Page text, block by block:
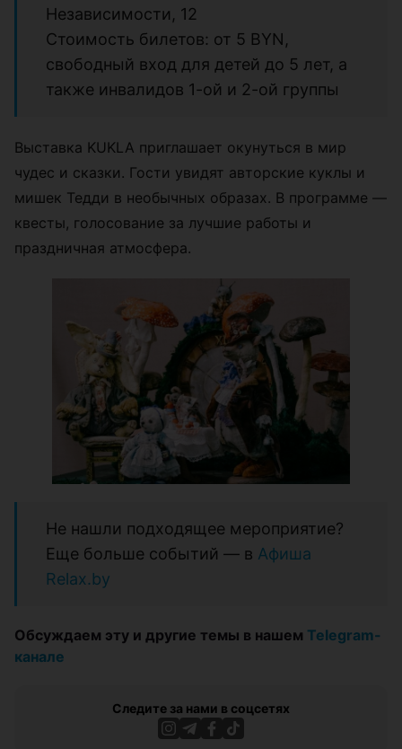
Независимости, 12
Стоимость билетов: от 5 BYN,
свободный вход для детей до 5 лет, а
также инвалидов 1-ой и 2-ой группы
Выставка KUKLA приглашает окунуться в мир
чудес и сказки. Гости увидят авторские куклы и
мишек Тедди в необычных образах. В программе —
квесты, голосование за лучшие работы и
праздничная атмосфера.
Не нашли подходящее мероприятие?
Еще больше событий — в Афиша
Relax.by
Обсуждаем эту и другие темы в нашем Telegram-
канале
Следите за нами в соцсетях